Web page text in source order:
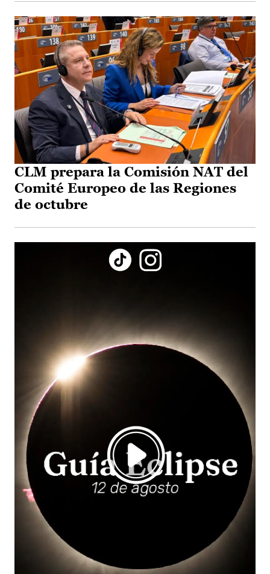
CLM prepara la Comisión NAT del
Comité Europeo de las Regiones
de octubre